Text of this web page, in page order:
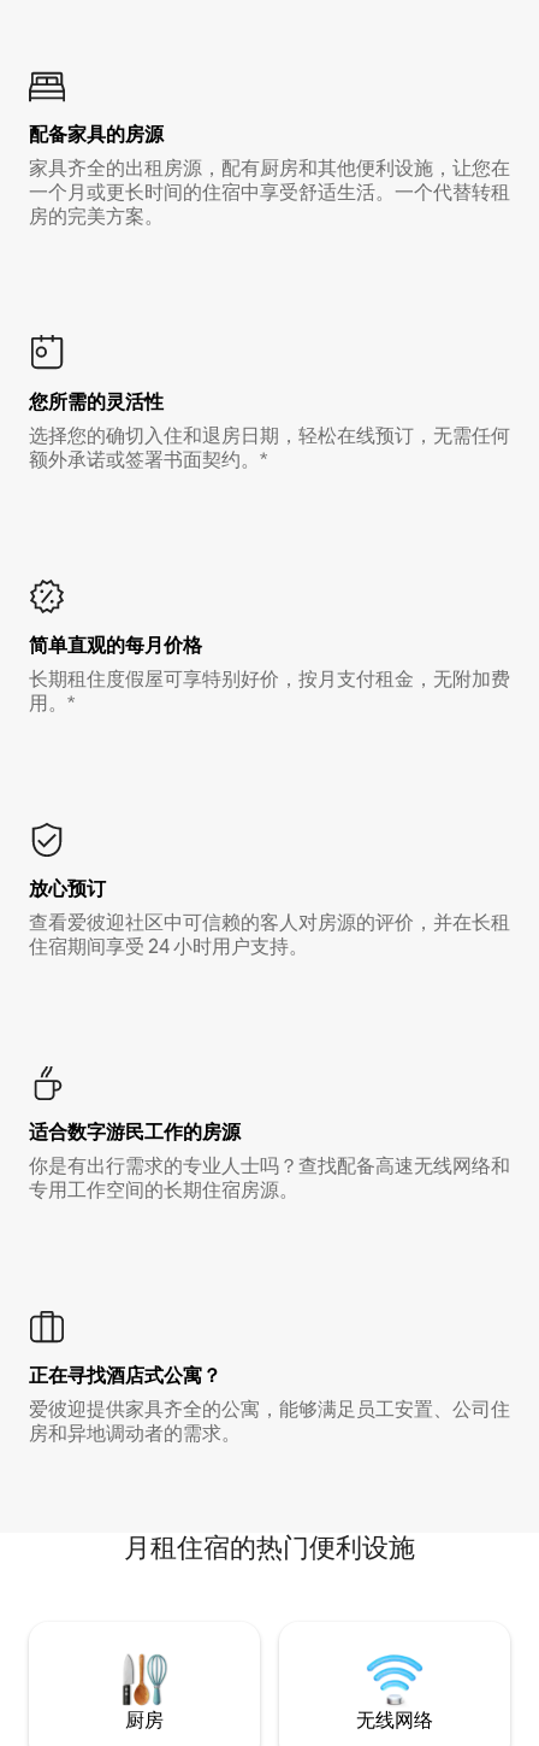
配备家具的房源
家具齐全的出租房源，配有厨房和其他便利设施，让您在
一个月或更长时间的住宿中享受舒适生活。一个代替转租
房的完美方案。
您所需的灵活性
选择您的确切入住和退房日期，轻松在线预订，无需任何
额外承诺或签署书面契约。*
简单直观的每月价格
长期租住度假屋可享特别好价，按月支付租金，无附加费
用。*
放心预订
查看爱彼迎社区中可信赖的客人对房源的评价，并在长租
住宿期间享受 24 小时用户支持。
适合数字游民工作的房源
你是有出行需求的专业人士吗？查找配备高速无线网络和
专用工作空间的长期住宿房源。
正在寻找酒店式公寓？
爱彼迎提供家具齐全的公寓，能够满足员工安置、公司住
房和异地调动者的需求。
月租住宿的热门便利设施
厨房 无线网络